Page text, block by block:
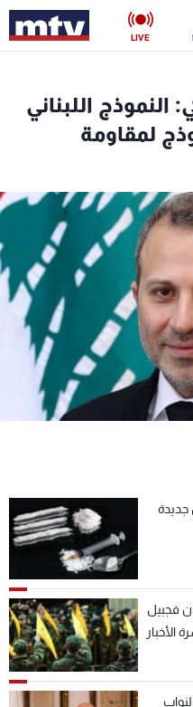
LIVE
اللبناني
لمقاومة
جديدة
فجبيل
الأخبار
فن
الإسـتخدام